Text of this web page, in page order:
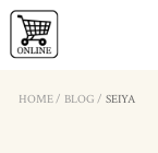
HOME/ BLOG / SEIYA